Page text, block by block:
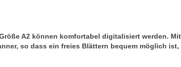
A2 können komfortabel digitalisiert werden.
so dass ein freies Blättern bequem möglich